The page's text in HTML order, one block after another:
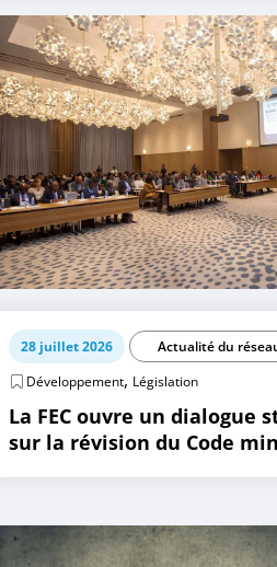
28 juillet 2026
Actualité du
Développement, Législation
La FEC ouvre un dialogue
sur la révision du Code